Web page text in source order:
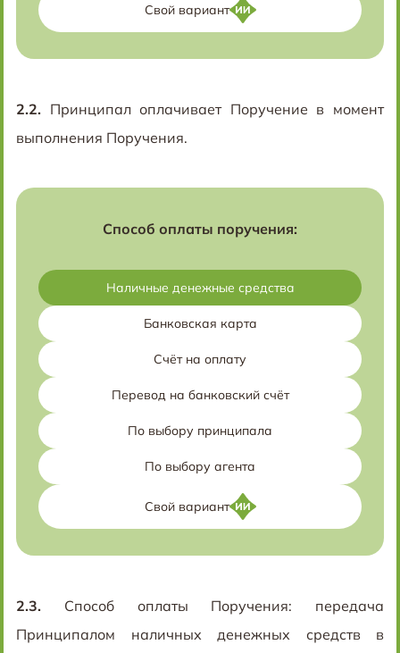
Свой вариант
2.2. Принципал оплачивает Поручение в момент
выполнения Поручения.
Способ оплаты поручения:
Наличные денежные средства
Банковская карта
Счёт на оплату
Перевод на банковский счёт
По выбору принципала
По выбору агента
Свой вариант
2.3.
Способ оплаты Поручения: передача
Принципалом наличных денежных средств в